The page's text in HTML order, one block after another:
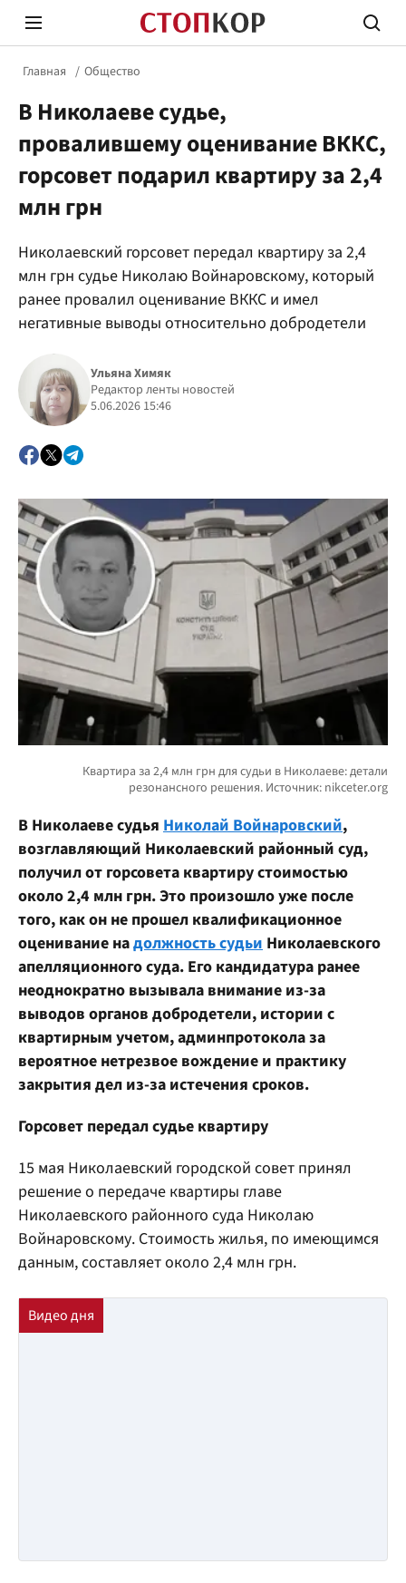
Стоп Политической Коррупции
Политика
Главная Общество
В Николаеве судье,
провалившему оценивание ВККС,
горсовет подарил квартиру за 2,4
млн грн
Николаевский горсовет передал квартиру за 2,4
млн грн судье Николаю Войнаровскому, который
ранее провалил оценивание ВККС и имел
негативные выводы относительно добродетели
Ульяна Химяк
Редактор ленты новостей
5.06.2026 15:46
В Николаеве судья Николай Войнаровский,
возглавляющий Николаевский районный суд,
получил от горсовета квартиру стоимостью
около 2,4 млн грн. Это произошло уже после
того, как он не прошел квалификационное
оценивание надолжность судьи Николаевского
апелляционного суда. Его кандидатура ранее
неоднократно вызывала внимание из-за
выводов органов добродетели, истории с
квартирным учетом, админпротокола за
вероятное нетрезвое вождение и практику
закрытия дел из-за истечения сроков.
Горсовет передал судье квартиру
15 мая Николаевский городской совет принял
решение о передаче квартиры главе
Николаевского районного суда Николаю
Войнаровскому. Стоимость жилья, по имеющимся
данным, составляет около 2,4 млн грн.